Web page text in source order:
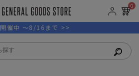
0
開催中 ～8/16まで >>